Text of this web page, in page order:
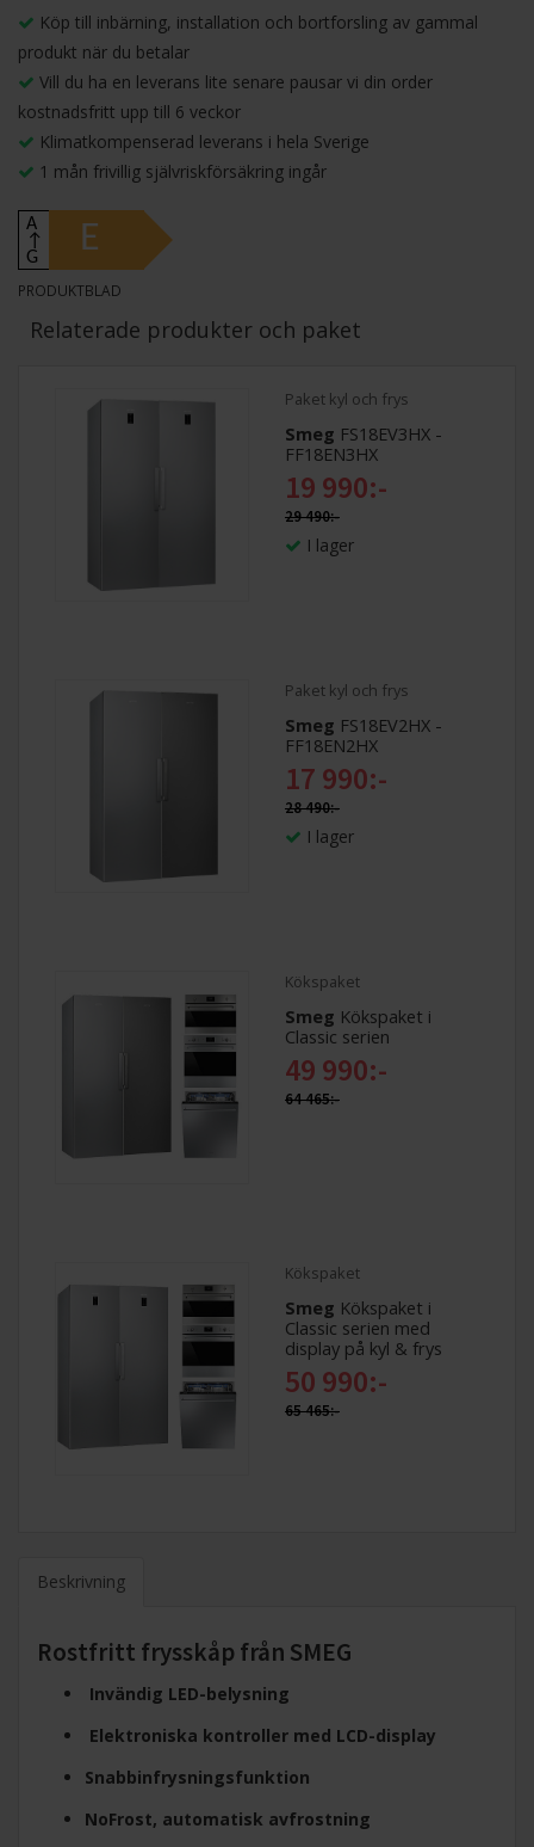
Köp till inbärning, installation och bortforsling av gammal
produkt när du betalar
Vill du ha en leverans lite senare pausar vi din order
kostnadsfritt upp till 6 veckor
Klimatkompenserad leverans i hela Sverige
1 mån frivillig självriskförsäkring ingår
A
↑
G
E
PRODUKTBLAD
Relaterade produkter och paket
Paket kyl och frys
Smeg FS18EV3HX -
FF18EN3HX
19 990:-
29 490:-
I lager
Paket kyl och frys
Smeg FS18EV2HX -
FF18EN2HX
17 990:-
28 490:-
I lager
Kökspaket
Smeg Kökspaket i
Classic serien
49 990:-
64 465:-
Kökspaket
Smeg Kökspaket i
Classic serien med
display på kyl & frys
50 990:-
65 465:-
Beskrivning
Rostfritt frysskåp från SMEG
Invändig LED-belysning
Elektroniska kontroller med LCD-display
Snabbinfrysningsfunktion
NoFrost, automatisk avfrostning